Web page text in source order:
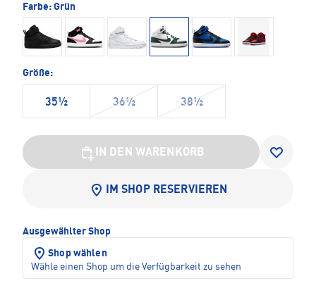
Farbe: Grün
Größe:
35½ 36½ 38½
IN DEN WARENKORB
IM SHOP RESERVIEREN
Ausgewählter Shop
Shop wählen
Wähle einen Shop um die Verfügbarkeit zu sehen